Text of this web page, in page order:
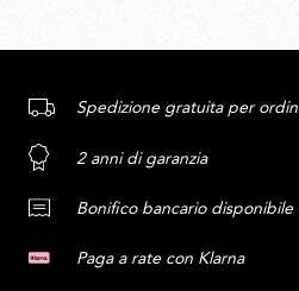
Spedizione gratuita per
2 anni di garanzia
Bonifico bancario
Paga a rate con Klarna